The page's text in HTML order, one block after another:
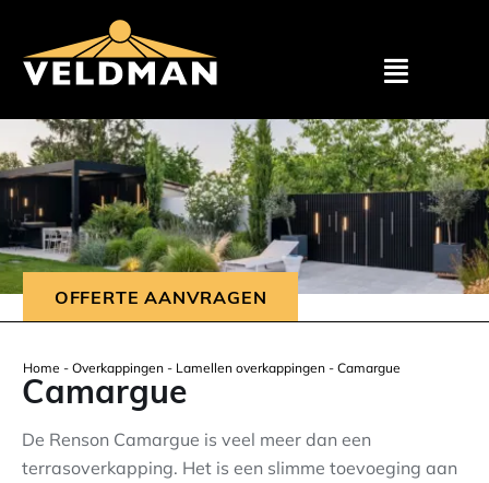
Particulier
Zakelijk
Showroom
OFFERTE AANVRAGEN
Home - Overkappingen- Lamellen overkappingen- Camargue
Camargue
De Renson Camargue is veel meer dan een
terrasoverkapping. Het is een slimme toevoeging aan